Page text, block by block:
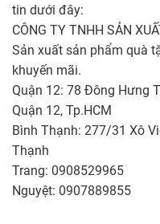
tin dưới đây:
CÔNG TY TNHH SẢN
Sản xuất sản phẩm quà
khuyến mãi.
Quận 12: 78 Đông Hưng
Quận 12, Tp.HCM
Bình Thạnh: 277/31 Xô
Thạnh
Trang: 0908529965
Nguyệt: 0907889855